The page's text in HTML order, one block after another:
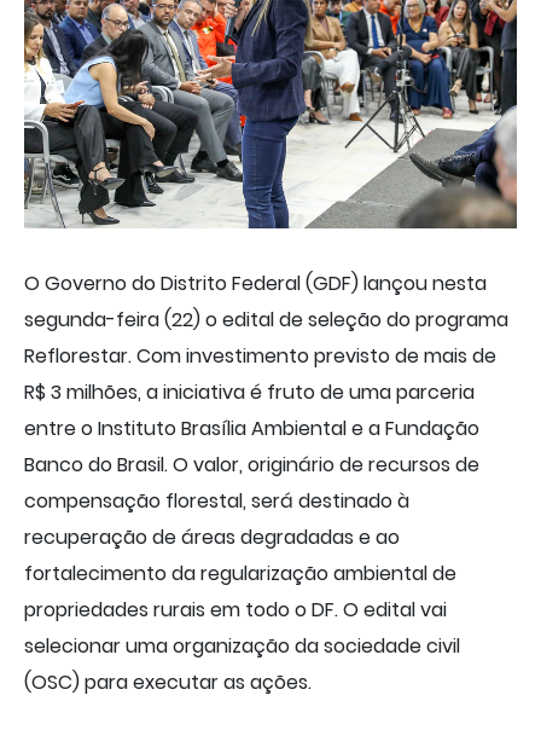
O Governo do Distrito Federal (GDF) lançou nesta
segunda-feira (22) o edital de seleção do programa
Reflorestar. Com investimento previsto de mais de
R$ 3 milhões, a iniciativa é fruto de uma parceria
entre o Instituto Brasília Ambiental e a Fundação
Banco do Brasil. O valor, originário de recursos de
compensação florestal, será destinado à
recuperação de áreas degradadas e ao
fortalecimento da regularização ambiental de
propriedades rurais em todo o DF. O edital vai
selecionar uma organização da sociedade civil
(OSC) para executar as ações.